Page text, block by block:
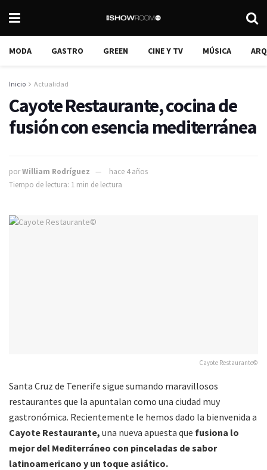
MODA GASTRO GREEN CINE Y TV MÚSICA
Inicio Actualidad
Cayote Restaurante, cocina de
fusión con esencia mediterránea
porWilliam Rodríguez
hace 4 años
Tiempo de lectura: 1 min de lectura
Cayote Restaurante©
Santa Cruz de Tenerife sigue sumando maravillosos
restaurantes que la apuntalan como una ciudad muy
gastronómica. Recientemente le hemos dado la bienvenida a
Cayote Restaurante, una nueva apuesta que fusiona lo
mejor del Mediterráneo con pinceladas de sabor
latinoamericano y un toque asiático.